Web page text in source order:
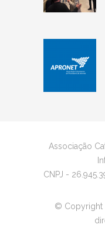
Associação
CNPJ -
© Copyright